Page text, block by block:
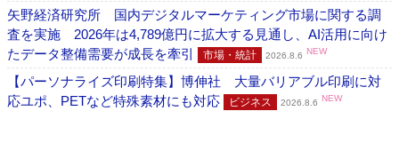
矢野経済研究所 国内デジタルマーケティング市場に関する調
査を実施 2026年は4,789億円に拡大する見通し、AI活用に向け
たデータ整備需要が成長を牽引
市場・統計 2026.8.6 NEW
【パーソナライズ印刷特集】博伸社 大量バリアブル印刷に対
応ユポ、PETなど特殊素材にも対応
ビジネス 2026.8.6 NEW